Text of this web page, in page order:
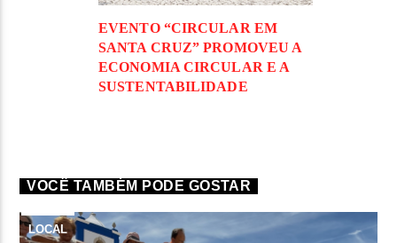
EVENTO “CIRCULAR EM
SANTA CRUZ” PROMOVEU A
ECONOMIA CIRCULAR E A
SUSTENTABILIDADE
VOCÊ TAMBÉM PODE GOSTAR
LOCAL